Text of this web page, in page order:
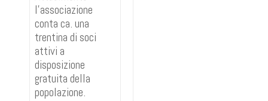
l’associazione
conta ca. una
trentina di soci
attivi a
disposizione
gratuita della
popolazione.